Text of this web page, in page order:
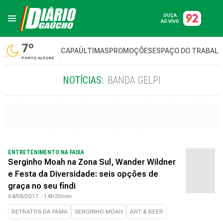
OUÇA
AO VIVO
7º
PORTO ALEGRE
CAPAÚLTIMASPROMOÇÕESESPAÇO DO
NOTÍCIAS: BANDA GELPI
ENTRETENIMENTO NA FAIXA
Serginho Moah na Zona Sul, Wander Wildner
e Festa da Diversidade: seis opções de
graça no seu fíndi
04/08/2017 - 14h35min
RETRATOS DA FAMA SERGINHO MOAH ART & BEER